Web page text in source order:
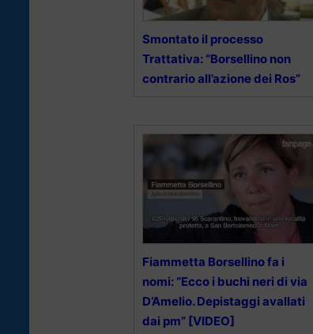
Smontato il processo
Trattativa: “Borsellino non
contrario all’azione dei Ros”
Fiammetta Borsellino fa i
nomi: “Ecco i buchi neri di via
D’Amelio. Depistaggi avallati
dai pm” [VIDEO]